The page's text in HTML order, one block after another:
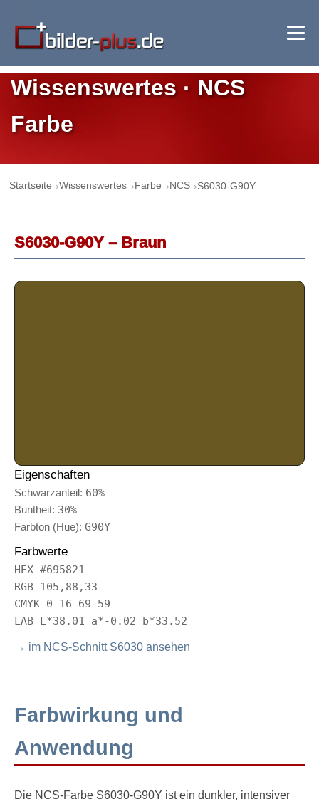
Wissenswertes · NCS
Farbe
Startseite Wissenswertes Farbe NCS S6030-G90Y
S6030-G90Y – Braun
Eigenschaften
Schwarzanteil: 60%
Buntheit: 30%
Farbton (Hue): G90Y
Farbwerte
HEX #695821
RGB 105,88,33
CMYK 0 16 69 59
LAB L*38.01 a*-0.02 b*33.52
→ im NCS-Schnitt S6030 ansehen
Farbwirkung und
Anwendung
Die NCS-Farbe S6030-G90Y ist ein dunkler, intensiver